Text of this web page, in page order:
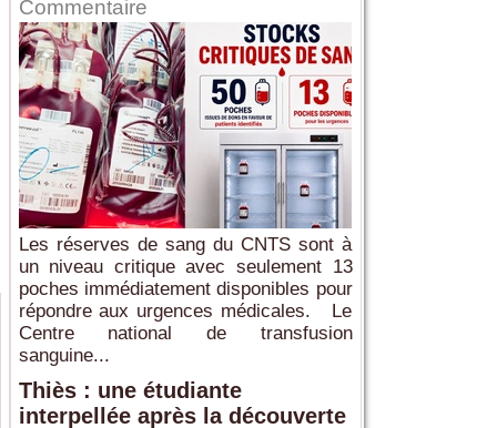
Commentaire
Les réserves de sang du CNTS sont à
un niveau critique avec seulement 13
poches immédiatement disponibles pour
répondre aux urgences médicales. Le
Centre national de transfusion
sanguine...
Thiès : une étudiante
interpellée après la découverte